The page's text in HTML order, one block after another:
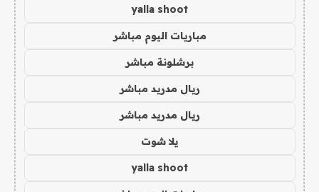
yalla shoot
مباريات اليوم مباشر
برشلونة مباشر
ريال مدريد مباشر
ريال مدريد مباشر
يلا شوت
yalla shoot